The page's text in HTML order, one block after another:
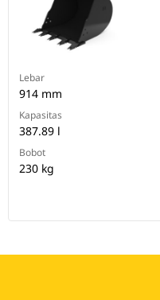
Lebar
914 mm
Kapasitas
387.89 l
Bobot
230 kg